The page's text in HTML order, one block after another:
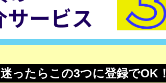
迷ったらこの3つに登録でOK！